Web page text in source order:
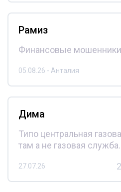
Рамиз
Финансовые мошенники
05.08.26 - Анталия
Дима
Типо центральная
там а не газовая служба.
27.07.26